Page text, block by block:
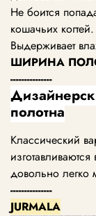
Не боится
кошачьих когтей.
Выдерживает
ШИРИНА
---------------
полотна
Классический
довольно легко
---------------
JURMALA